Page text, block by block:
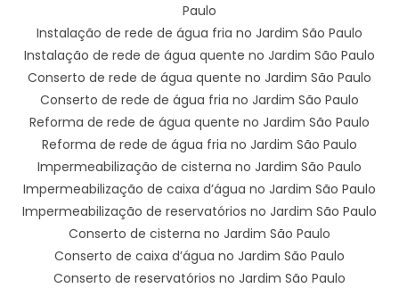
Paulo
Instalação de rede de água fria no Jardim São Paulo
Instalação de rede de água quente no Jardim São Paulo
Conserto de rede de água quente no Jardim São Paulo
Conserto de rede de água fria no Jardim São Paulo
Reforma de rede de água quente no Jardim São Paulo
Reforma de rede de água fria no Jardim São Paulo
Impermeabilização de cisterna no Jardim São Paulo
Impermeabilização de caixa d’água no Jardim São Paulo
Impermeabilização de reservatórios no Jardim São Paulo
Conserto de cisterna no Jardim São Paulo
Conserto de caixa d’água no Jardim São Paulo
Conserto de reservatórios no Jardim São Paulo